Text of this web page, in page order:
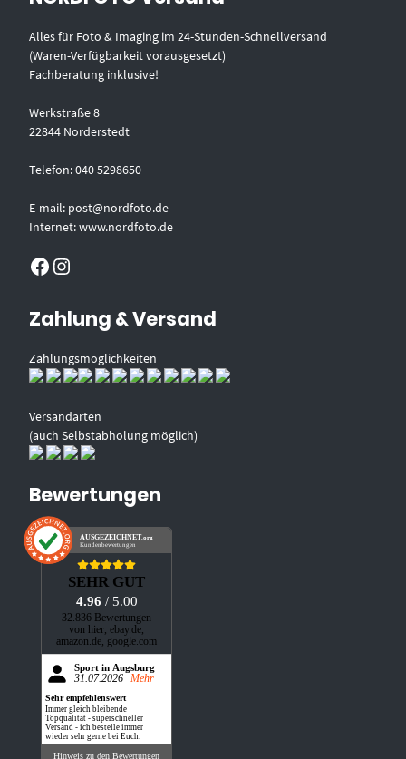
Alles für Foto & Imaging im 24-Stunden-Schnellversand
(Waren-Verfügbarkeit vorausgesetzt)
Fachberatung inklusive!
Werkstraße 8
22844 Norderstedt
Telefon: 040 5298650
E-mail: post@nordfoto.de
Internet: www.nordfoto.de
Facebook Instagram
Zahlung & Versand
Zahlungsmöglichkeiten
Versandarten
(auch Selbstabholung möglich)
Bewertungen
AUSGEZEICHNET .org
Kundenbewertungen
SEHR GUT
4.96 / 5.00
32.836 Bewertungen
von hier, ebay.de,
amazon.de, google.com
Sport in Augsburg
31.07.2026 Mehr
Sehr empfehlenswert
Immer gleich bleibende
Topqualität - superschneller
Versand - ich bestelle immer
wieder sehr gerne bei Euch.
Hinweis zu den Bewertungen